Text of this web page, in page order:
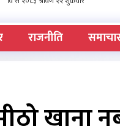
राजनीति
खाना